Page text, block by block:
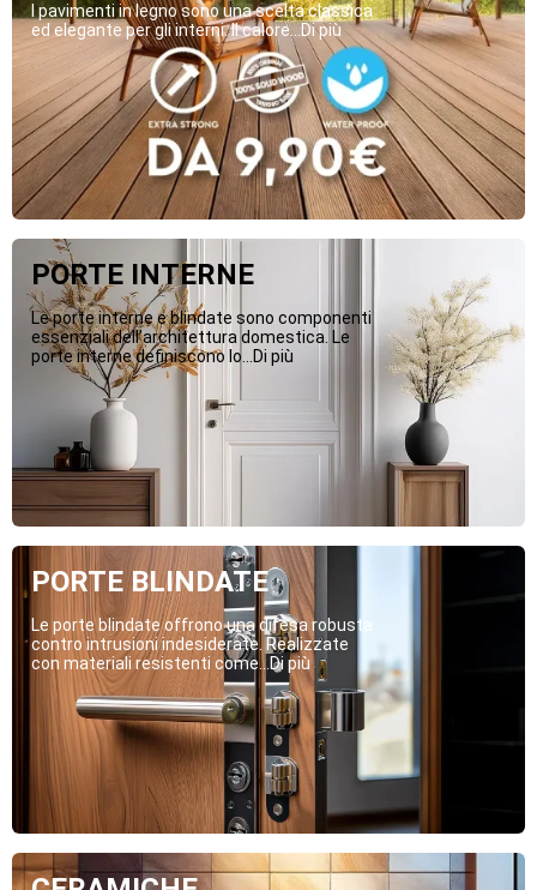
I pavimenti in legno sono una scelta classica
ed elegante per gli interni. Il calore...Di più
PORTE INTERNE
Le porte interne e blindate sono componenti
essenziali dell’architettura domestica. Le
porte interne definiscono lo...Di più
PORTE BLINDATE
Le porte blindate offrono una difesa robusta
contro intrusioni indesiderate. Realizzate
con materiali resistenti come...Di più